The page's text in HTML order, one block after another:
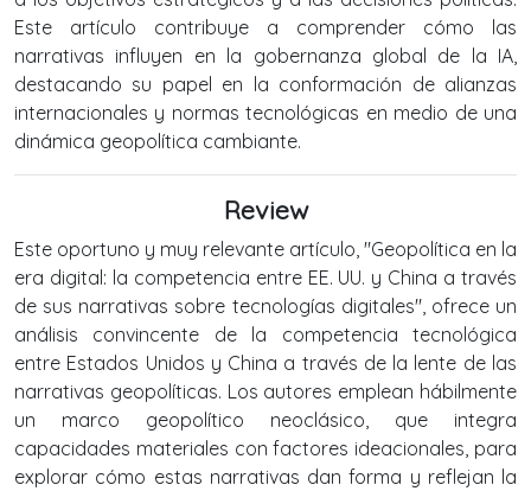
Este artículo contribuye a comprender cómo las
narrativas influyen en la gobernanza global de la IA,
destacando su papel en la conformación de alianzas
internacionales y normas tecnológicas en medio de una
dinámica geopolítica cambiante.
Review
Este oportuno y muy relevante artículo, "Geopolítica en la
era digital: la competencia entre EE. UU. y China a través
de sus narrativas sobre tecnologías digitales", ofrece un
análisis convincente de la competencia tecnológica
entre Estados Unidos y China a través de la lente de las
narrativas geopolíticas. Los autores emplean hábilmente
un marco geopolítico neoclásico, que integra
capacidades materiales con factores ideacionales, para
explorar cómo estas narrativas dan forma y reflejan la